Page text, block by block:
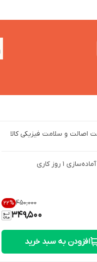
اصالت و سلامت فیزیکی کالا
1 روز کاری
۴۵۰٬۰۰۰ 22%
349,500
افزودن به سبد خرید